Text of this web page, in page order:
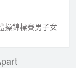
操錦標賽男子女